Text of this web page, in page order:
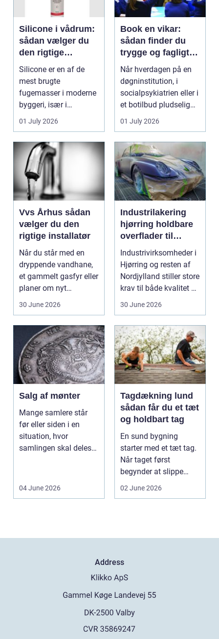
Silicone i vådrum:
sådan vælger du
den rigtige
fugemasse
Silicone er en af de
mest brugte
fugemasser i moderne
byggeri, især i
badeværelser,
køkkener og andr...
01 July 2026
Book en vikar:
sådan finder du
trygge og fagligt
stærke løsninger
Når hverdagen på en
døgninstitution, i
socialpsykiatrien eller i
et botilbud pludselig
ændrer sig, k...
01 July 2026
Vvs Århus sådan
vælger du den
rigtige installatør
Når du står med en
dryppende vandhane,
et gammelt gasfyr eller
planer om nyt
badeværelse, bliver
30 June 2026
Industrilakering
hjørring holdbare
overflader til
industri og erhverv
Industrivirksomheder i
Hjørring og resten af
Nordjylland stiller store
krav til både kvalitet og
hol...
30 June 2026
Salg af mønter
Mange samlere står
før eller siden i en
situation, hvor
samlingen skal deles
04 June 2026
Tagdækning lund
sådan får du et tæt
og holdbart tag
En sund bygning
starter med et tæt tag.
Når taget først
begynder at slippe
vand ind, kan skaderne
02 June 2026
Address